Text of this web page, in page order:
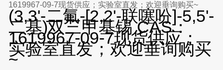
1619967-09-7现货供应；实验室直发；欢迎垂询购买~
(3,3'-二氟-[2,2'-联噻吩]-5,5'-
二基)双三甲基锡 CAS：
1619967-09-7现货供应；
实验室直发；欢迎垂询购买
~